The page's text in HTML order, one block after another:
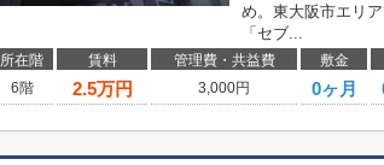
め。東大阪市エリ
「セブ...
所在階 賃料 管理費・共益費 敷金
6階
2.5万円 3,000円 0ヶ月